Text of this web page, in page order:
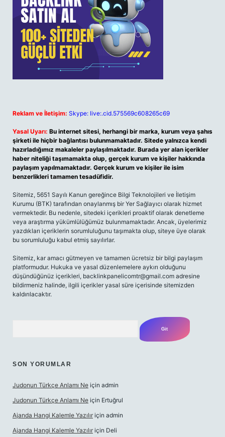
Reklam ve İletişim: Skype: live:.cid.575569c608265c69
Yasal Uyarı: Bu internet sitesi, herhangi bir marka, kurum veya şahıs
şirketi ile hiçbir bağlantısı bulunmamaktadır. Sitede yalnızca kendi
hazırladığımız makaleler paylaşılmaktadır. Burada yer alan içerikler
haber niteliği taşımamakta olup, gerçek kurum ve kişiler hakkında
paylaşım yapılmamaktadır. Gerçek kurum ve kişiler ile isim
benzerlikleri tamamen tesadüfidir.
Sitemiz, 5651 Sayılı Kanun gereğince Bilgi Teknolojileri ve İletişim
Kurumu (BTK) tarafından onaylanmış bir Yer Sağlayıcı olarak hizmet
vermektedir. Bu nedenle, sitedeki içerikleri proaktif olarak denetleme
veya araştırma yükümlülüğümüz bulunmamaktadır. Ancak, üyelerimiz
yazdıkları içeriklerin sorumluluğunu taşımakta olup, siteye üye olarak
bu sorumluluğu kabul etmiş sayılırlar.
Sitemiz, kar amacı gütmeyen ve tamamen ücretsiz bir bilgi paylaşım
platformudur. Hukuka ve yasal düzenlemelere aykırı olduğunu
düşündüğünüz içerikleri, backlinkpanelicomtr@gmail.com adresine
bildirmeniz halinde, ilgili içerikler yasal süre içerisinde sitemizden
kaldırılacaktır.
SON YORUMLAR
Judonun Türkçe Anlamı Ne için admin
Judonun Türkçe Anlamı Ne için Ertuğrul
Ajanda Hangi Kalemle Yazılır için admin
Ajanda Hangi Kalemle Yazılır için Deli